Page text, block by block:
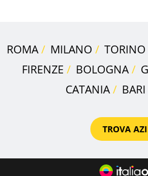
ROMA MILANO TORINO
FIRENZE
BOLOGNA
CATANIA
BARI
TROVA